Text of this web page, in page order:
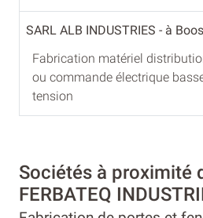
SARL ALB INDUSTRIES - à
Fabrication matériel
ou commande électrique
tension
Sociétés à proximité
FERBATEQ